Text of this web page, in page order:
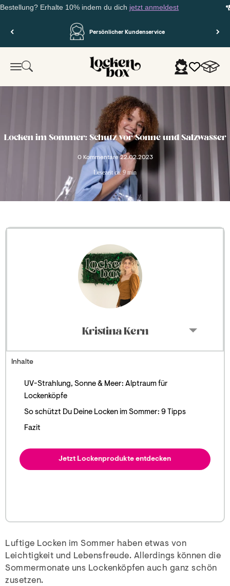
Erhalte 10% indem du dich jetzt anmeldest
Persönlicher Kundenservice
MenüSuche Lockenbox.com Anmelden
Locken im Sommer: Schutz vor Sonne und Salzwasser
0 Kommentare 22.02.2023
Lesezeit ca. 9 min
Kristina Kern
Inhalte
UV-Strahlung, Sonne & Meer: Alptraum für
Lockenköpfe
So schützt Du Deine Locken im Sommer: 9 Tipps
Fazit
Jetzt Lockenprodukte entdecken
Luftige Locken im Sommer haben etwas von
Leichtigkeit und Lebensfreude. Allerdings können die
Sommermonate uns Lockenköpfen auch ganz schön
zusetzen.